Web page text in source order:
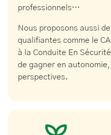
professionnels…
Nous proposons aussi
qualifiantes comme le
à la Conduite En
de gagner en
perspectives.